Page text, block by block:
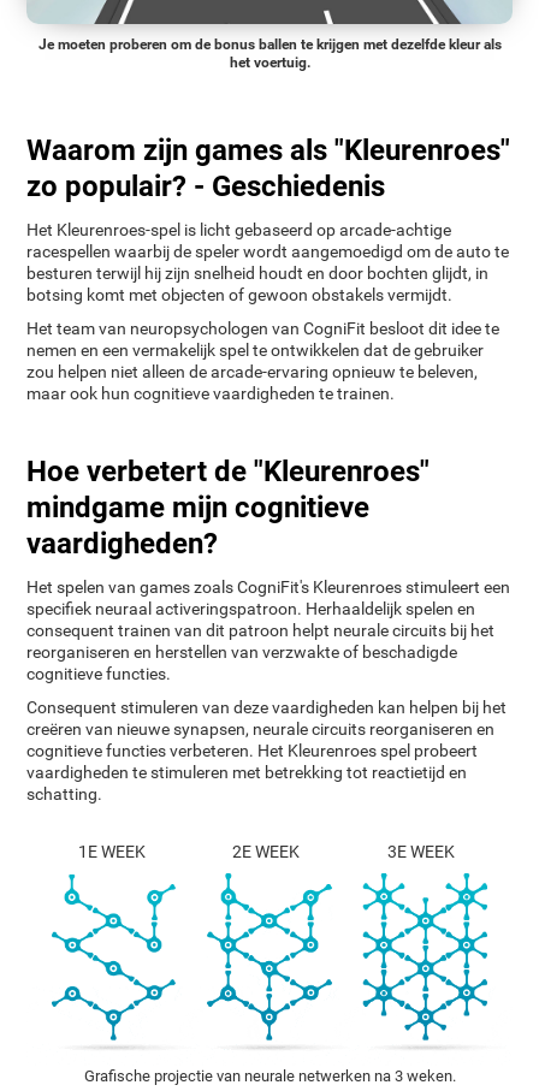
Je moeten proberen om de bonus ballen te krijgen met dezelfde kleur als
het voertuig.
Waarom zijn games als "Kleurenroes"
zo populair? - Geschiedenis
Het Kleurenroes-spel is licht gebaseerd op arcade-achtige
racespellen waarbij de speler wordt aangemoedigd om de auto te
besturen terwijl hij zijn snelheid houdt en door bochten glijdt, in
botsing komt met objecten of gewoon obstakels vermijdt.
Het team van neuropsychologen van CogniFit besloot dit idee te
nemen en een vermakelijk spel te ontwikkelen dat de gebruiker
zou helpen niet alleen de arcade-ervaring opnieuw te beleven,
maar ook hun cognitieve vaardigheden te trainen.
Hoe verbetert de "Kleurenroes"
mindgame mijn cognitieve
vaardigheden?
Het spelen van games zoals CogniFit's Kleurenroes stimuleert een
specifiek neuraal activeringspatroon. Herhaaldelijk spelen en
consequent trainen van dit patroon helpt neurale circuits bij het
reorganiseren en herstellen van verzwakte of beschadigde
cognitieve functies.
Consequent stimuleren van deze vaardigheden kan helpen bij het
creëren van nieuwe synapsen, neurale circuits reorganiseren en
cognitieve functies verbeteren. Het Kleurenroes spel probeert
vaardigheden te stimuleren met betrekking tot reactietijd en
schatting.
1E WEEK 2E WEEK 3E WEEK
Grafische projectie van neurale netwerken na 3 weken.